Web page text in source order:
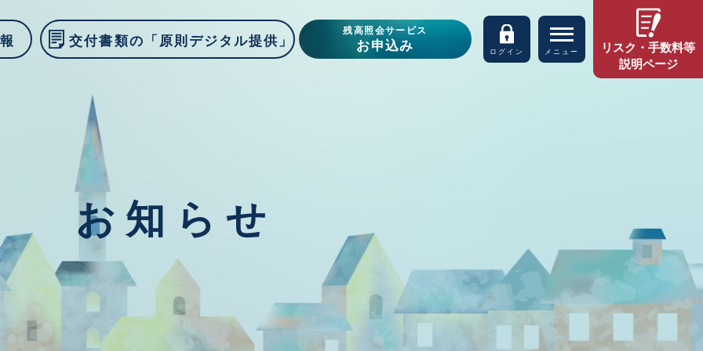
交付書類の「原則デジタル提供」
残高照会サービス
お申込み ログイン メニュー
リスク・手数料等
説明ページ
お知らせ